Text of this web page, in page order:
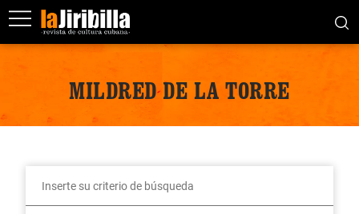
MILDRED DE LA TORRE